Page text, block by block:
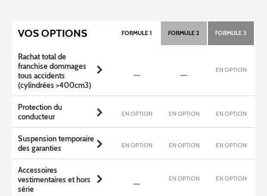
VOS OPTIONS FORMULE 1 FORMULE 2 FORMULE 3
Rachat total de
franchise dommages
tous accidents
(cylindrées >400cm3)
EN OPTION
Protection du
conducteur
EN OPTION EN OPTION EN OPTION
Suspension temporaire
des garanties
EN OPTION EN OPTION EN OPTION
Accessoires
vestimentaires et hors
série
EN OPTION EN OPTION